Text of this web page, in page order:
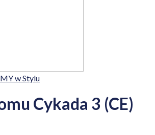
w Stylu
Cykada 3 (CE)